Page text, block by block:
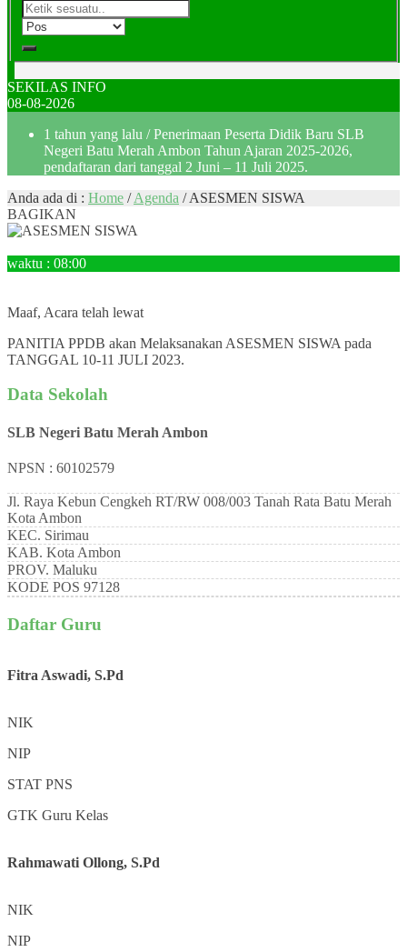
SEKILAS INFO
08-08-2026
1 tahun yang lalu / Penerimaan Peserta Didik Baru SLB
Negeri Batu Merah Ambon Tahun Ajaran 2025-2026,
pendaftaran dari tanggal 2 Juni – 11 Juli 2025.
Anda ada di : Home /Agenda /ASESMEN SISWA
BAGIKAN
waktu : 08:00
Maaf, Acara telah lewat
PANITIA PPDB akan Melaksanakan ASESMEN SISWA pada
TANGGAL 10-11 JULI 2023.
Data Sekolah
SLB Negeri Batu Merah Ambon
NPSN : 60102579
Jl. Raya Kebun Cengkeh RT/RW 008/003 Tanah Rata Batu Merah
Kota Ambon
KEC. Sirimau
KAB. Kota Ambon
PROV. Maluku
KODE POS 97128
Daftar Guru
Fitra Aswadi, S.Pd
NIK
NIP
STAT PNS
GTK Guru Kelas
Rahmawati Ollong, S.Pd
NIK
NIP